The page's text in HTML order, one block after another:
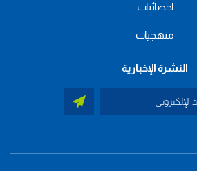
احصائيات
منهجيات
النشرة الإخبارية